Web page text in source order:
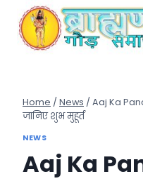
content
Home / News / Aaj Ka
जानिए शुभ मुहूर्त
NEWS
Aaj Ka